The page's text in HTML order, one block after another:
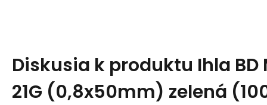
Diskusia k produktu Ihla
21G (0,8x50mm) zelená